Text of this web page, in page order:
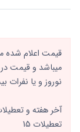
قیمت اعلام شده
میباشد و قیمت در
نوروز و یا نفرات
آخر هفته و
تعطیلات 15